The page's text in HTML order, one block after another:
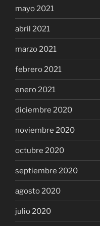
mayo 2021
abril 2021
marzo 2021
febrero 2021
enero 2021
diciembre 2020
noviembre 2020
octubre 2020
septiembre 2020
agosto 2020
julio 2020